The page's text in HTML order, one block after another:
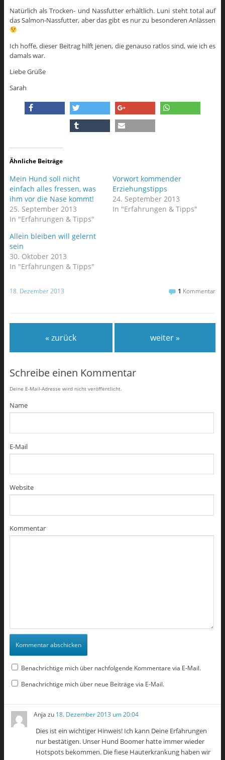
Natürlich als Trocken- und Nassfutter erhältlich. Luni steht total auf
das Salmon-Nassfutter, aber das gibt es nur zu besonderen Anlässen
Ich hoffe, dieser Beitrag hilft jenen, die genauso ratlos sind, wie ich es
damals war.
Liebe Grüße
Sarah
Ähnliche Beiträge
Mein Hund soll nicht
einfach alles fressen, was
ihm vor die Nase kommt!
25. September 2013
In "Erfahrungen & Tipps"
Vorwort kommender
Erziehungstipps
24. September 2013
In "Erfahrungen & Tipps"
Allein bleiben will gelernt
sein
30. Oktober 2013
In "Erfahrungen & Tipps"
18. Dezember 2013 1 Kommentar
« zurück weiter »
Schreibe einen Kommentar
Deine E-Mail-Adresse wird nicht veröffentlicht.
Name
E-Mail
Website
Kommentar
Benachrichtige mich über nachfolgende Kommentare via E-Mail.
Benachrichtige mich über neue Beiträge via E-Mail.
Anja zu 18. Dezember 2013 um 20:04
Dies ist ein wichtiger Hinweis! Ich kann Deine Erfahrungen
nur bestätigen. Unser Hund Boomer hatte immer wieder
Hotspots bekommen. Die fiese Hauterkrankung haben wir